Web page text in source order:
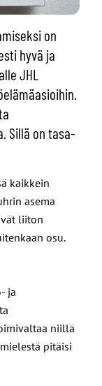
on
hyvä ja
JHL
Sillä on tasa-
kaikkein
asema
liiton
osu.
ja
niillä
pitäisi